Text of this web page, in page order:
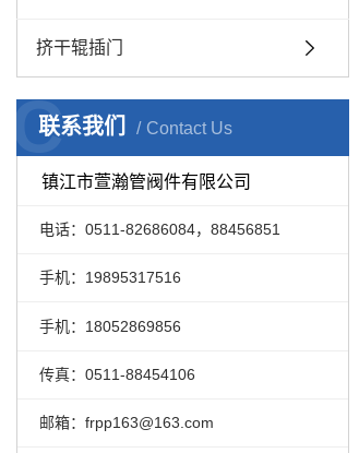
挤干辊插门
联系我们 Contact Us
C
镇江市萱瀚管阀件有限公司
电话：0511-82686084，88456851
手机：19895317516
手机：18052869856
传真：0511-88454106
邮箱：frpp163@163.com